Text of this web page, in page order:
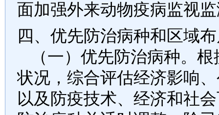
面加强外来动物疫病监视
四、优先防治病种和区域
（一）优先防治病种。根
状况，综合评估经济影响
以及防疫技术、经济和社